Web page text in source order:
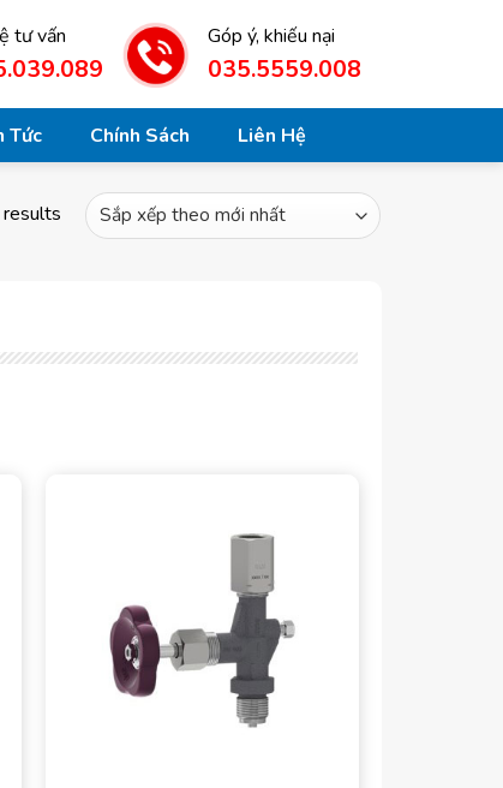
tư vấn Góp ý, khiếu nại
035.5559.008
Tức Chính Sách Liên Hệ